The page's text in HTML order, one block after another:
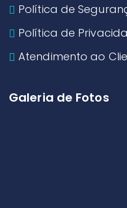
Política de
Política de
Atendimento ao
Galeria de Fotos